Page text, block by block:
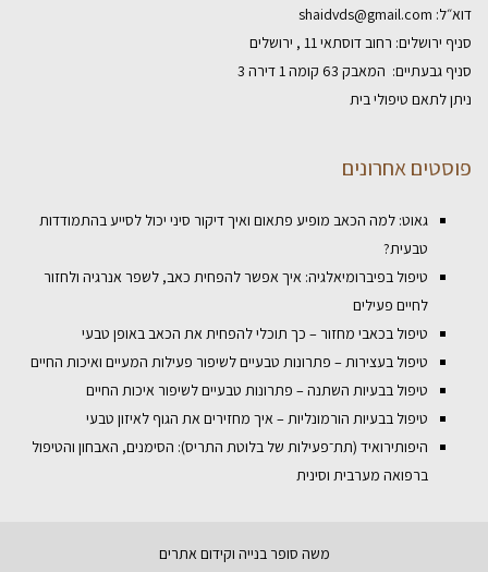
דוא״ל: shaidvds@gmail.com
סניף ירושלים: רחוב דוסתאי 11 , ירושלים
סניף גבעתיים: המאבק 63 קומה 1 דירה 3
ניתן לתאם טיפולי בית
פוסטים אחרונים
גאוט: למה הכאב מופיע פתאום ואיך דיקור סיני יכול לסייע בהתמודדות
טבעית?
טיפול בפיברומיאלגיה: איך אפשר להפחית כאב, לשפר אנרגיה ולחזור
לחיים פעילים
טיפול בכאבי מחזור – כך תוכלי להפחית את הכאב באופן טבעי
טיפול בעצירות – פתרונות טבעיים לשיפור פעילות המעיים ואיכות החיים
טיפול בבעיות השתנה – פתרונות טבעיים לשיפור איכות החיים
טיפול בבעיות הורמונליות – איך מחזירים את הגוף לאיזון טבעי
היפותירואיד (תת־פעילות של בלוטת התריס): הסימנים, האבחון והטיפול
ברפואה מערבית וסינית
משה סופר בנייה וקידום אתרים